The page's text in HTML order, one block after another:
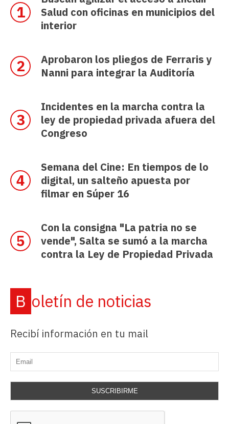
Salud con oficinas en municipios del
interior
Aprobaron los pliegos de Ferraris y
Nanni para integrar la Auditoría
Incidentes en la marcha contra la
ley de propiedad privada afuera del
Congreso
Semana del Cine: En tiempos de lo
digital, un salteño apuesta por
filmar en Súper 16
Con la consigna "La patria no se
vende", Salta se sumó a la marcha
contra la Ley de Propiedad Privada
Boletín de noticias
Recibí información en tu mail
SUSCRIBIRME